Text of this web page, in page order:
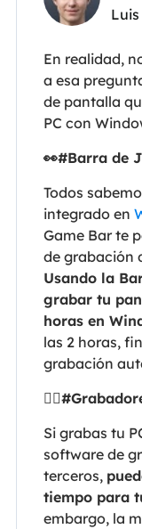
Luis
En realidad,
a esa
de pantalla
PC con
👀#Barra de
Todos
integrado en
Game Bar te
de grabación
Usando la
grabar tu
horas en
las 2 horas,
grabación
Si grabas tu
software de
terceros,
tiempo para
embargo, la